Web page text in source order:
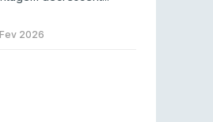
vencer BLAST
2026